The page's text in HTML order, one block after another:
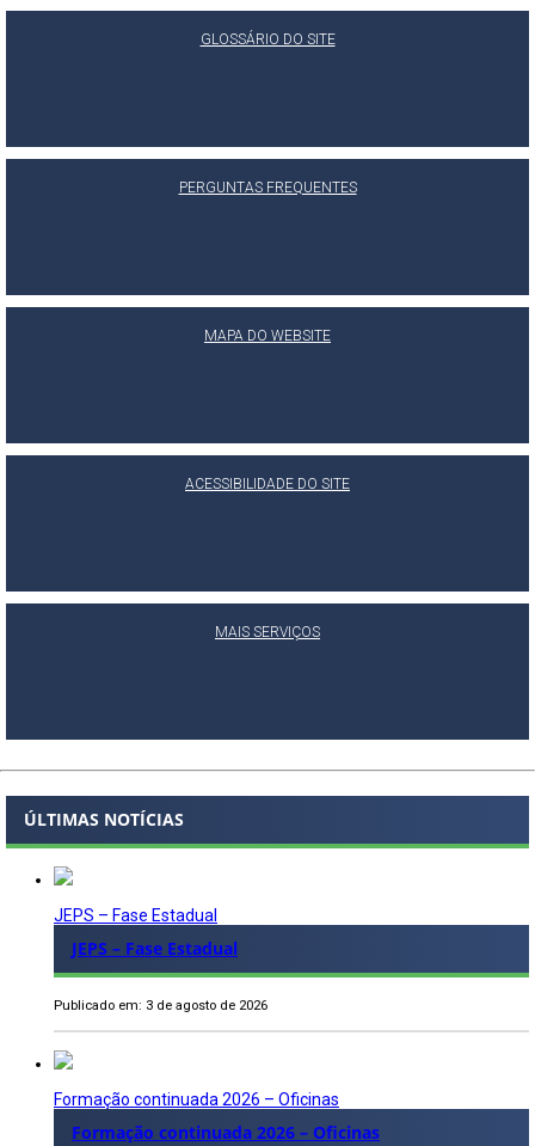
GLOSSÁRIO DO SITE
PERGUNTAS FREQUENTES
MAPA DO WEBSITE
ACESSIBILIDADE DO SITE
MAIS SERVIÇOS
ÚLTIMAS NOTÍCIAS
JEPS – Fase Estadual
JEPS – Fase Estadual
Publicado em: 3 de agosto de 2026
Formação continuada 2026 – Oficinas
Formação continuada 2026 – Oficinas